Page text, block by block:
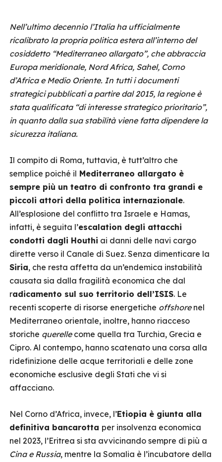
Nell’ultimo decennio l’Italia ha ufficialmente
ricalibrato la propria politica estera all’interno del
cosiddetto “Mediterraneo allargato”, che abbraccia
Europa meridionale, Nord Africa, Sahel, Corno
d’Africa e Medio Oriente. In tutti i documenti
strategici pubblicati a partire dal 2015, la regione è
stata qualificata “di interesse strategico prioritario”,
in quanto dalla sua stabilità viene fatta dipendere la
sicurezza italiana.
Il compito di Roma, tuttavia, è tutt’altro che
semplice poiché il Mediterraneo allargato è
sempre più un teatro di confronto tra grandi e
piccoli attori della politica internazionale.
All’esplosione del conflitto tra Israele e Hamas,
infatti, è seguita l’escalation degli attacchi
condotti dagli Houthi ai danni delle navi cargo
dirette verso il Canale di Suez. Senza dimenticare la
Siria, che resta affetta da un’endemica instabilità
causata sia dalla fragilità economica che dal
radicamento sul suo territorio dell’ISIS. Le
recenti scoperte di risorse energetiche offshorenel
Mediterraneo orientale, inoltre, hanno riacceso
storiche querellecome quella tra Turchia, Grecia e
Cipro. Al contempo, hanno scatenato una corsa alla
ridefinizione delle acque territoriali e delle zone
economiche esclusive degli Stati che vi si
affacciano.
Nel Corno d’Africa, invece, l’Etiopia è giunta alla
definitiva bancarotta per insolvenza economica
nel 2023, l’Eritrea si sta avvicinando sempre di più a
Cina e Russia, mentre la Somalia è l’incubatore della